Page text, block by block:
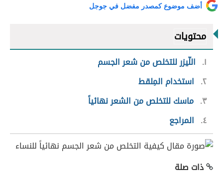
أضف موضوع كمصدر مفضل في جوجل
محتويات
١
اللّيزر للتخلص من شعر الجسم
٢ استخدام المِلقط
٣ ماسك للتخلص من الشعر نهائياً
٤
المراجع
ذات صلة